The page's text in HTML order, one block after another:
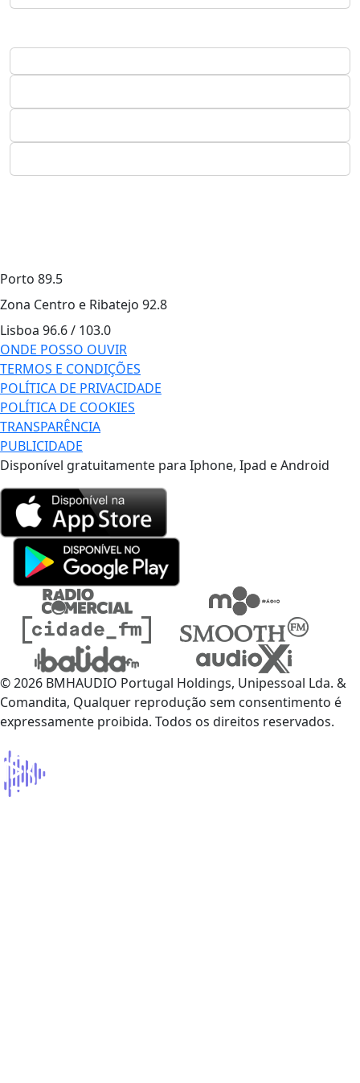
Porto 89.5
Zona Centro e Ribatejo 92.8
Lisboa 96.6 / 103.0
ONDE POSSO OUVIR
TERMOS E CONDIÇÕES
POLÍTICA DE PRIVACIDADE
POLÍTICA DE COOKIES
TRANSPARÊNCIA
PUBLICIDADE
Disponível gratuitamente para Iphone, Ipad e Android
© 2026 BMHAUDIO Portugal Holdings, Unipessoal Lda. &
Comandita, Qualquer reprodução sem consentimento é
expressamente proibida. Todos os direitos reservados.